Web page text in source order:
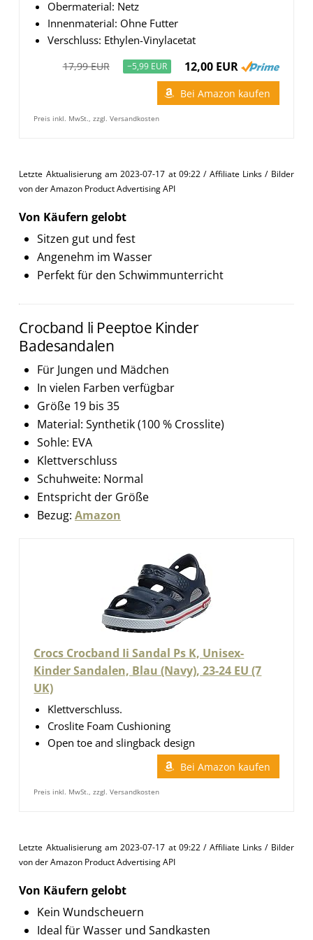
Obermaterial: Netz
Innenmaterial: Ohne Futter
Verschluss: Ethylen-Vinylacetat
17,99 EUR −5,99 EUR 12,00 EUR
Bei Amazon kaufen
Preis inkl. MwSt., zzgl. Versandkosten
Letzte Aktualisierung am 2023-07-17 at 09:22 / Affiliate Links / Bilder
von der Amazon Product Advertising API
Von Käufern gelobt
Sitzen gut und fest
Angenehm im Wasser
Perfekt für den Schwimmunterricht
Crocband li Peeptoe Kinder
Badesandalen
Für Jungen und Mädchen
In vielen Farben verfügbar
Größe 19 bis 35
Material: Synthetik (100 % Crosslite)
Sohle: EVA
Klettverschluss
Schuhweite: Normal
Entspricht der Größe
Bezug: Amazon
Crocs Crocband Ii Sandal Ps K, Unisex-
Kinder Sandalen, Blau (Navy), 23-24 EU (7
UK)
Klettverschluss.
Croslite Foam Cushioning
Open toe and slingback design
Bei Amazon kaufen
Preis inkl. MwSt., zzgl. Versandkosten
Letzte Aktualisierung am 2023-07-17 at 09:22 / Affiliate Links / Bilder
von der Amazon Product Advertising API
Von Käufern gelobt
Kein Wundscheuern
Ideal für Wasser und Sandkasten